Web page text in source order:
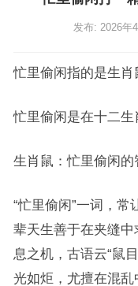
发布: 2026年
忙里偷闲指的是生
忙里偷闲是在十二
生肖鼠：忙里偷闲的
“忙里偷闲”一词，
辈天生善于在夹缝
息之机，古语云“鼠
光如炬，尤擅在混